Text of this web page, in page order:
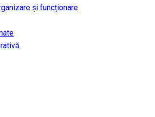
și funcționare